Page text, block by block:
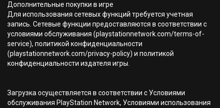
Дополнительные покупки в игре
Для использования сетевых функций требуется учетная
запись. Сетевые функции предоставляются в соответствии с
условиями обслуживания (playstationnetwork.com/terms-of-
service), политикой конфиденциальности
(playstationnetwork.com/privacy-policy) и политикой
конфиденциальности издателя игры.
Загрузка осуществляется в соответствии с Условиями
обслуживания PlayStation Network, Условиями использования